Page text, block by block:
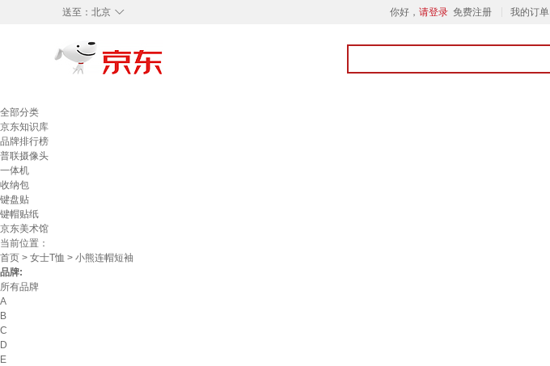
◇
送至： 北京 你好， 请登录 免费注册 我的订单
全部分类
京东知识库
品牌排行榜
普联摄像头
一体机
收纳包
键盘贴
键帽贴纸
京东美术馆
当前位置：
首页 > 女士T恤 > 小熊连帽短袖
品牌:
所有品牌
A
B
C
D
E